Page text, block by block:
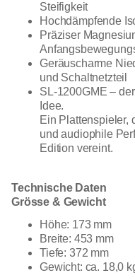
Steifigkeit
Hochdämpfende
Präziser
Geräuscharme
und Schaltnetzteil
SL-1200GME –
Idee.
Ein Plattenspieler,
und audiophile
Edition vereint.
Technische Daten
Grösse & Gewicht
Höhe: 173 mm
Breite: 453 mm
Tiefe: 372 mm
Gewicht: ca. 18,0